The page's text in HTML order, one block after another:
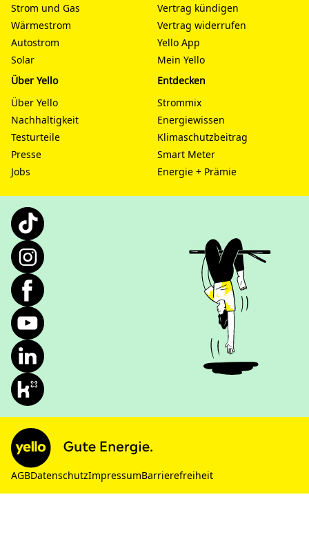
Strom und Gas
Wärmestrom
Autostrom
Solar
Vertrag kündigen
Vertrag widerrufen
Yello App
Mein Yello
Über Yello
Über Yello
Nachhaltigkeit
Testurteile
Presse
Jobs
Entdecken
Strommix
Energiewissen
Klimaschutzbeitrag
Smart Meter
Energie + Prämie
AGBDatenschutzImpressumBarrierefreiheit